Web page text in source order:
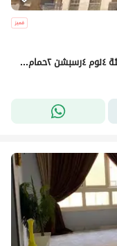
للبيع مدينة نصر شقة٢٢٠م +ؤوف٦٥م عمارة حديثة ٤نوم ٤رسبشن ٢حمام بالجراح